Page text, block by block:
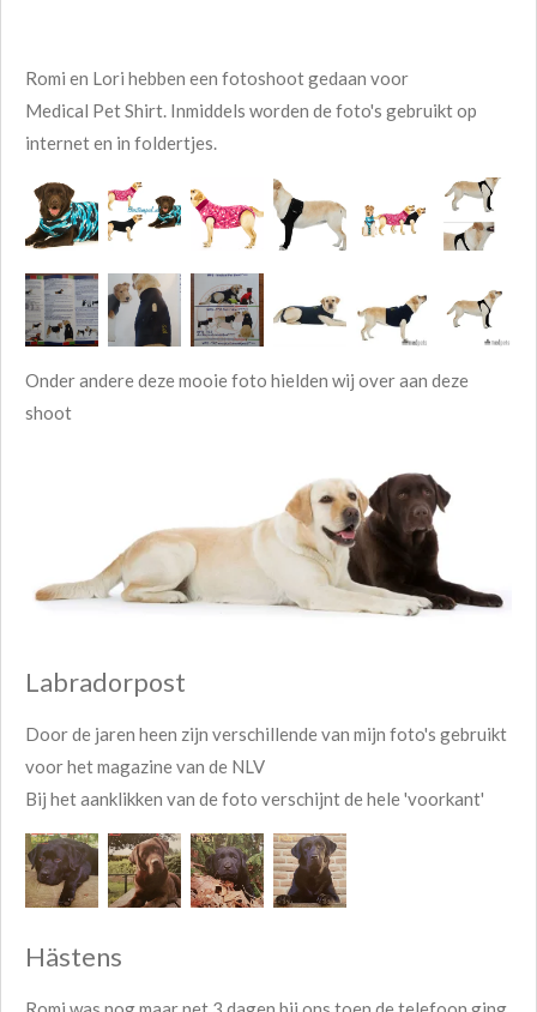
Romi en Lori hebben een fotoshoot gedaan voor
Medical Pet Shirt. Inmiddels worden de foto's gebruikt op
internet en in foldertjes.
Onder andere deze mooie foto hielden wij over aan deze
shoot
Labradorpost
Door de jaren heen zijn verschillende van mijn foto's gebruikt
voor het magazine van de NLV
Bij het aanklikken van de foto verschijnt de hele 'voorkant'
Hästens